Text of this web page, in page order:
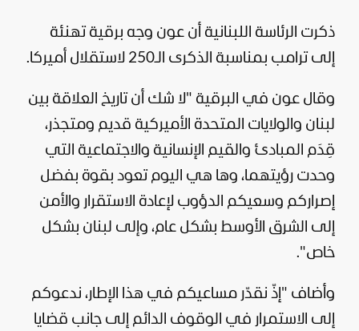
ذكرت الرئاسة اللبنانية أن عون وجه برقية تهنئة
إلى ترامب بمناسبة الذكرى الـ250 لاستقلال
أميركا.
وقال عون في البرقية "لا شك أن تاريخ العلاقة بين
لبنان والولايات المتحدة الأميركية قديم ومتجذر،
قِدَم المبادئ والقيم الإنسانية والاجتماعية التي
وحدت رؤيتهما، وها هي اليوم تعود بقوة بفضل
إصراركم وسعيكم الدؤوب لإعادة الاستقرار والأمن
إلى الشرق الأوسط بشكل عام، وإلى لبنان بشكل
خاص".
وأضاف "إذّ نقدّر مساعيكم في هذا الإطار، ندعوكم
إلى الاستمرار في الوقوف الدائم إلى جانب قضايا